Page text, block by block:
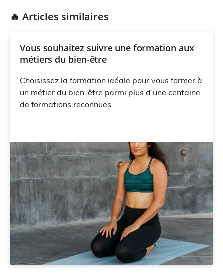
🔥 Articles similaires
Vous souhaitez suivre une formation aux
métiers du bien-être
Choisissez la formation idéale pour vous former à
un métier du bien-être parmi plus d’une centaine
de formations reconnues